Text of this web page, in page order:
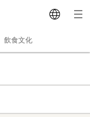
飲食文化